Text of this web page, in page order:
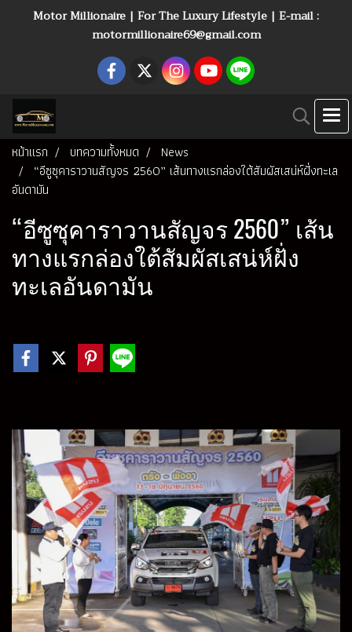
Motor Millionaire | For The Luxury Lifestyle | E-mail :
motormillionaire69@gmail.com
หน้าแรก บทความทั้งหมด
News
“อีซูซุคาราวานสัญจร 2560” เส้นทางแรกล่องใต้สัมผัสเสน่ห์ฝั่งทะเล
อันดามัน
“อีซูซุคาราวานสัญจร 2560” เส้น
ทางแรกล่องใต้สัมผัสเสน่ห์ฝั่ง
ทะเลอันดามัน